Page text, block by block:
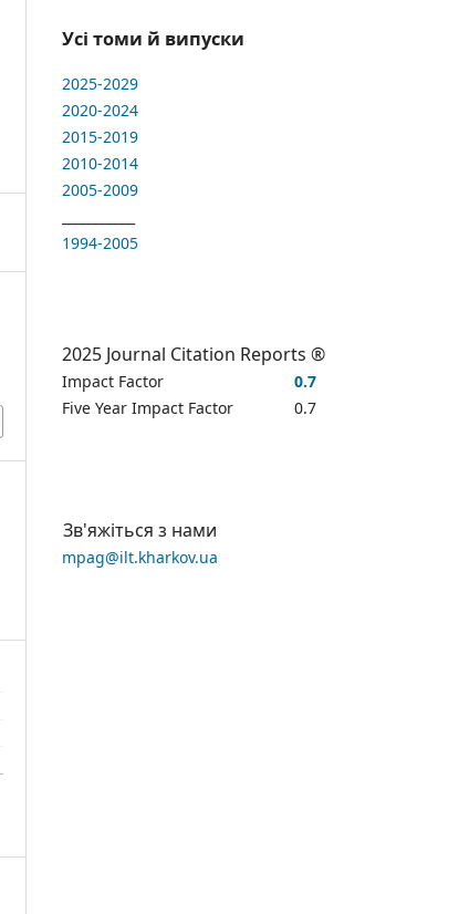
Усі томи й випуски
2025-2029
2020-2024
2015-2019
2010-2014
2005-2009
1994-2005
2025 Journal Citation Reports ®
Impact Factor
0.7
Five Year Impact Factor
0.7
Зв'яжіться з нами
mpag@ilt.kharkov.ua